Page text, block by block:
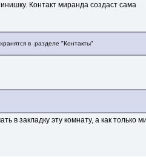
Контакт миранда создаст сама
в разделе "Контакты"
закладку эту комнату, а как только